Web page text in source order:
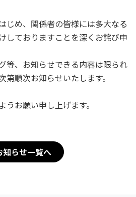
じめ、関係者の皆様には多大なる
しておりますことを深くお詫び申
等、お知らせできる内容は限られ
順次お知らせいたします。
お願い申し上げます。
知らせ一覧へ